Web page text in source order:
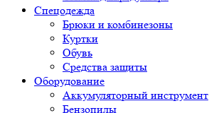
Спецодежда
Брюки и комбинезоны
Куртки
Обувь
Средства защиты
Оборудование
Аккумуляторный инструмент
Бензопилы